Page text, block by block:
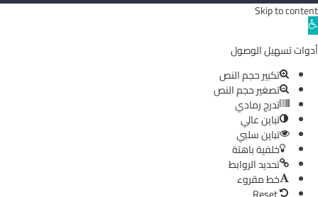
Skip to content
Open
toolbar
أدوات تسهيل الوصول
تكبير حجم النص
تصغير حجم النص
تدرج رمادي
تباين عالي
تباين سلبي
خلفية باهتة
تحديد الروابط
خط مقروء